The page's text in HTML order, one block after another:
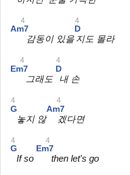
Am7
4
감동이 있을
D
4
지도 몰라
Em7
4
그래도
D
4
내 손
G
4
놓지 않
Am7
4
겠다면
G
4
If so
Em7
4
then let's go